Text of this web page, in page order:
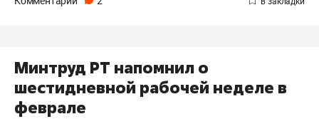
​Минтруд РТ напомнил о
шестидневной рабочей неделе в
феврале